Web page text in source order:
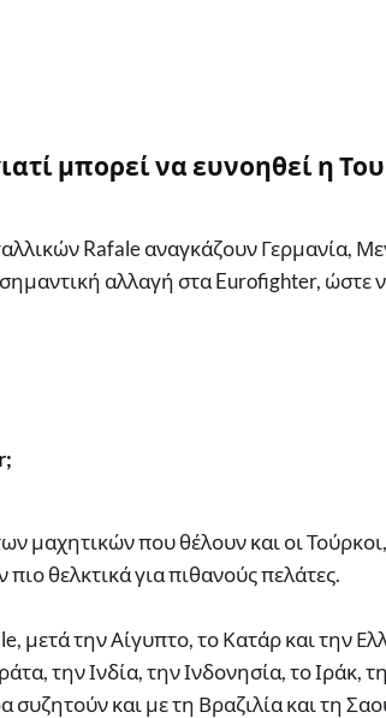
μπορεί να ευνοηθεί η
Rafale αναγκάζουν Γερμανία,
αλλαγή στα Eurofighter, ώστε
μαχητικών που θέλουν και οι
θελκτικά για πιθανούς πελάτες.
μετά την Αίγυπτο, το Κατάρ και την
την Ινδία, την Ινδονησία, το Ιράκ,
συζητούν και με τη Βραζιλία και τη